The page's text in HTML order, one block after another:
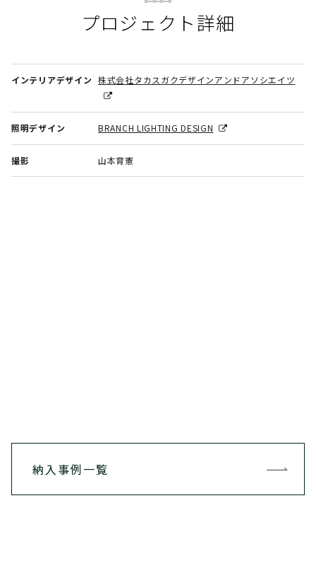
プロジェクト詳細
インテリアデザイン 株式会社タカスガクデザインアンドアソシエイツ
照明デザイン BRANCH LIGHTING DESIGN
撮影 山本育憲
納入事例一覧